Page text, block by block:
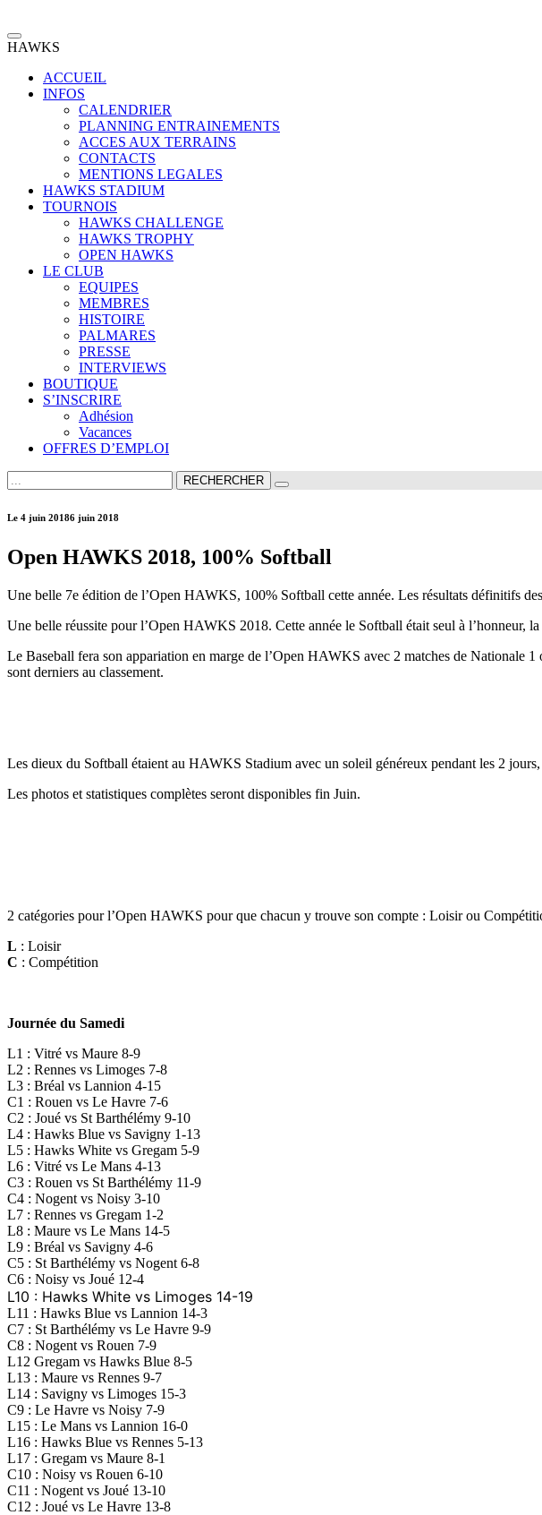
Hawks Baseball Softball
Site Officiel
HAWKS
ACCUEIL
INFOS
CALENDRIER
PLANNING ENTRAINEMENTS
ACCES AUX TERRAINS
CONTACTS
MENTIONS LEGALES
HAWKS STADIUM
TOURNOIS
HAWKS CHALLENGE
HAWKS TROPHY
OPEN HAWKS
LE CLUB
EQUIPES
MEMBRES
HISTOIRE
PALMARES
PRESSE
INTERVIEWS
BOUTIQUE
S’INSCRIRE
Adhésion
Vacances
OFFRES D’EMPLOI
RECHERCHER
Le 4 juin 20186 juin 2018
Open HAWKS 2018, 100% Softball
Une belle 7e édition de l’Open HAWKS, 100% Softball cette année. Les résultats définitifs
Une belle réussite pour l’Open HAWKS 2018. Cette année le Softball était seul à l’honneur,
Le Baseball fera son appariation en marge de l’Open HAWKS avec 2 matches de
sont derniers au classement.
Les dieux du Softball étaient au HAWKS Stadium avec un soleil généreux pendant les 2
Les photos et statistiques complètes seront disponibles fin Juin.
2 catégories pour l’Open HAWKS pour que chacun y trouve son compte : Loisir ou
L : Loisir
C : Compétition
Journée du Samedi
L1 : Vitré vs Maure 8-9
L2 : Rennes vs Limoges 7-8
L3 : Bréal vs Lannion 4-15
C1 : Rouen vs Le Havre 7-6
C2 : Joué vs St Barthélémy 9-10
L4 : Hawks Blue vs Savigny 1-13
L5 : Hawks White vs Gregam 5-9
L6 : Vitré vs Le Mans 4-13
C3 : Rouen vs St Barthélémy 11-9
C4 : Nogent vs Noisy 3-10
L7 : Rennes vs Gregam 1-2
L8 : Maure vs Le Mans 14-5
L9 : Bréal vs Savigny 4-6
C5 : St Barthélémy vs Nogent 6-8
C6 : Noisy vs Joué 12-4
L10 : Hawks White vs Limoges 14-19
L11 : Hawks Blue vs Lannion 14-3
C7 : St Barthélémy vs Le Havre 9-9
C8 : Nogent vs Rouen 7-9
L12 Gregam vs Hawks Blue 8-5
L13 : Maure vs Rennes 9-7
L14 : Savigny vs Limoges 15-3
C9 : Le Havre vs Noisy 7-9
L15 : Le Mans vs Lannion 16-0
L16 : Hawks Blue vs Rennes 5-13
L17 : Gregam vs Maure 8-1
C10 : Noisy vs Rouen 6-10
C11 : Nogent vs Joué 13-10
C12 : Joué vs Le Havre 13-8